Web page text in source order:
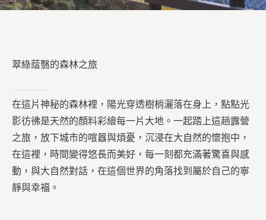
翠綠蔭翳的森林之旅
在這片神秘的森林裡，陽光穿透樹梢灑落在身上，點點光
影彷彿是天然的顏料彩繪每一片大地。一起踏上這趟露營
之旅，放下城市的喧囂與煩憂，沉浸在大自然的懷抱中，
在這裡，時間變得悠長而美好，每一刻都充滿著驚喜與感
動，與大自然對話，在這個世界的角落找到屬於自己的寧
靜與幸福。